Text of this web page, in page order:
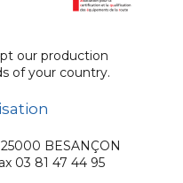
our production
of your country.
BESANÇON
03 81 47 44 95